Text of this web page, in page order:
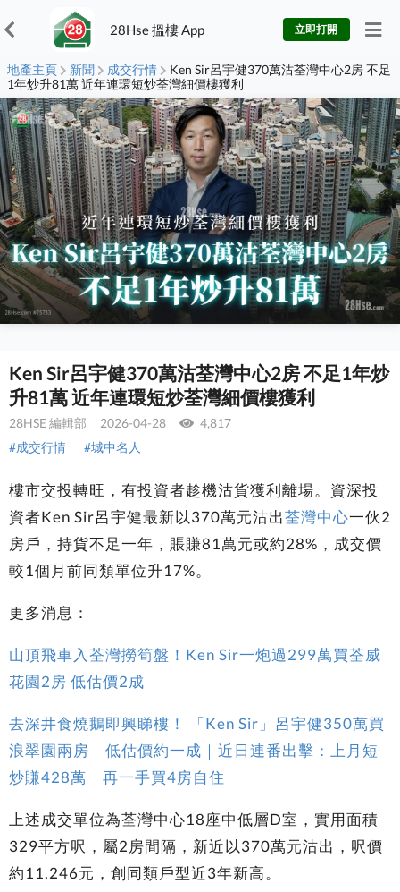
28Hse 搵樓 App 立即打開
地產主頁 新聞 成交行情
Ken Sir呂宇健370萬沽荃灣中心2房 不足
1年炒升81萬 近年連環短炒荃灣細價樓獲利
Ken Sir呂宇健370萬沽荃灣中心2房 不足1年炒
升81萬 近年連環短炒荃灣細價樓獲利
28HSE 編輯部 2026-04-28
4,817
#成交行情
#城中名人
樓市交投轉旺，有投資者趁機沽貨獲利離場。資深投
資者Ken Sir呂宇健最新以370萬元沽出荃灣中心一伙2
房戶，持貨不足一年，賬賺81萬元或約28%，成交價
較1個月前同類單位升17%。
更多消息：
山頂飛車入荃灣撈筍盤！Ken Sir一炮過299萬買荃威
花園2房 低估價2成
去深井食燒鵝即興睇樓！ 「Ken Sir」呂宇健350萬買
浪翠園兩房 低估價約一成｜近日連番出擊：上月短
炒賺428萬 再一手買4房自住
上述成交單位為荃灣中心18座中低層D室，實用面積
329平方呎，屬2房間隔，新近以370萬元沽出，呎價
約11,246元，創同類戶型近3年新高。